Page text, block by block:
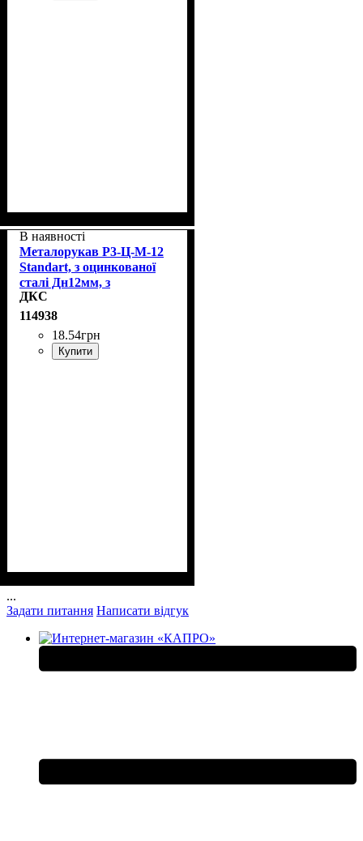
В наявності
Металорукав Р3-Ц-М-12
Standart, з оцинкованої
сталі Дн12мм, з
протяжкою, ДКС 6191-
5012
ДКС
114938
18.54грн
Купити
...
Задати питання Написати відгук